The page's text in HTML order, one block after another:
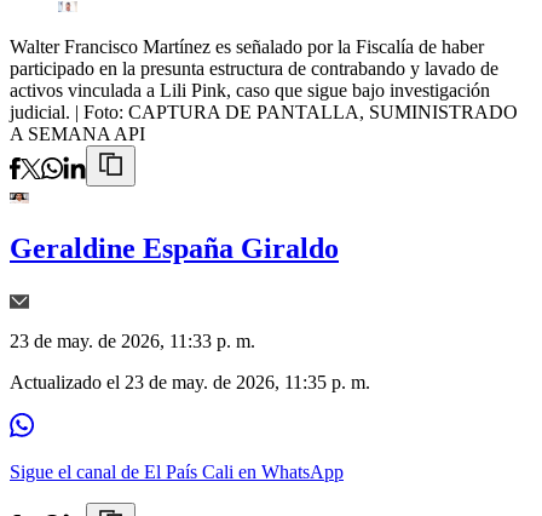
Walter Francisco Martínez es señalado por la Fiscalía de haber
participado en la presunta estructura de contrabando y lavado de
activos vinculada a Lili Pink, caso que sigue bajo investigación
judicial. | Foto: CAPTURA DE PANTALLA, SUMINISTRADO
A SEMANA API
Geraldine España Giraldo
23 de may. de 2026, 11:33 p. m.
Actualizado el 23 de may. de 2026, 11:35 p. m.
Sigue el canal de El País Cali en WhatsApp